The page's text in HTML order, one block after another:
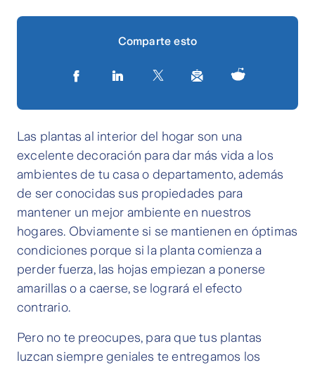
Comparte esto
Las plantas al interior del hogar son una
excelente decoración para dar más vida a los
ambientes de tu casa o departamento, además
de ser conocidas sus propiedades para
mantener un mejor ambiente en nuestros
hogares. Obviamente si se mantienen en óptimas
condiciones porque si la planta comienza a
perder fuerza, las hojas empiezan a ponerse
amarillas o a caerse, se logrará el efecto
contrario.
Pero no te preocupes, para que tus plantas
luzcan siempre geniales te entregamos los